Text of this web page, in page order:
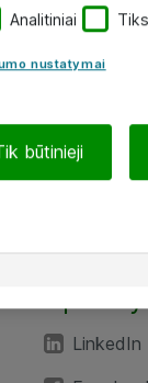
LinkedIn
Analitiniai
nustatymai
būtinieji